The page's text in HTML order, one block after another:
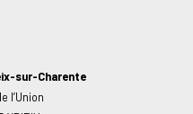
sur-Charente
l’Union